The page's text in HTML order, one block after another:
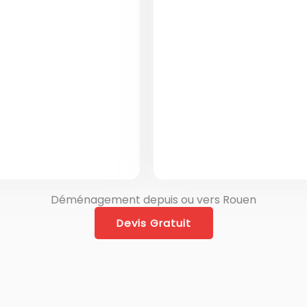
Déménagement depuis ou vers Rouen
Devis Gratuit